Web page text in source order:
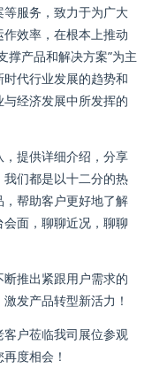
服务，致力于为广大
效率，在根本上推动
撑产品和解决方案”为主
代行业发展的趋势和
经济发展中所发挥的
提供详细介绍，分享
们都是以十二分的热
帮助客户更好地了解
面，聊聊近况，聊聊
推出紧跟用户需求的
发产品转型新活力！
户莅临我司展位参观
度相会！